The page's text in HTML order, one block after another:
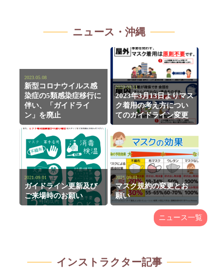
ニュース・沖縄
2023.05.08
新型コロナウイルス感
染症の5類感染症移行に
伴い、「ガイドライ
ン」を廃止
2023.03.11
2023年3月13日よりマス
ク着用の考え方につい
てのガイドライン変更
2021.09.01
ガイドライン更新及び
ご来場時のお願い
2021.09.01
マスク規約の変更とお
願い
ニュース一覧
インストラクター記事